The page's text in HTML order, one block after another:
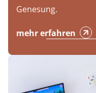
Genesung.
mehr erfahren